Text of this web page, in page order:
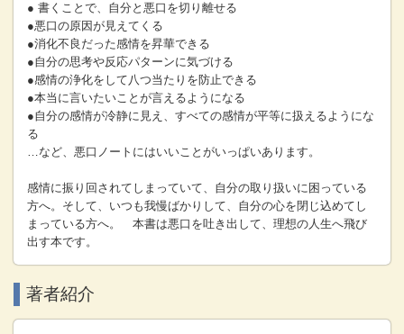
● 書くことで、自分と悪口を切り離せる
●悪口の原因が見えてくる
●消化不良だった感情を昇華できる
●自分の思考や反応パターンに気づける
●感情の浄化をして八つ当たりを防止できる
●本当に言いたいことが言えるようになる
●自分の感情が冷静に見え、すべての感情が平等に扱えるようにな
る
…など、悪口ノートにはいいことがいっぱいあります。
感情に振り回されてしまっていて、自分の取り扱いに困っている
方へ。そして、いつも我慢ばかりして、自分の心を閉じ込めてし
まっている方へ。 本書は悪口を吐き出して、理想の人生へ飛び
出す本です。
著者紹介